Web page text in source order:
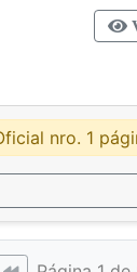
nro. 1